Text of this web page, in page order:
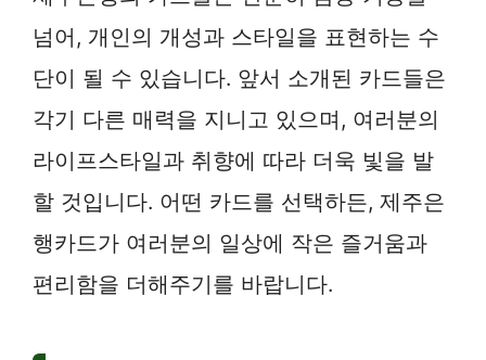
넘어, 개인의 개성과 스타일을 표현하는 수
단이 될 수 있습니다. 앞서 소개된 카드들은
각기 다른 매력을 지니고 있으며, 여러분의
라이프스타일과 취향에 따라 더욱 빛을 발
할 것입니다. 어떤 카드를 선택하든, 제주은
행카드가 여러분의 일상에 작은 즐거움과
편리함을 더해주기를 바랍니다.